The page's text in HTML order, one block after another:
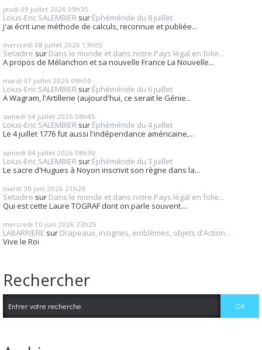
jeudi 09 juillet 2026 09h35
Loius-Eric SALEMBIER sur Éphéméride du 8 juillet
j'ai écrit une méthode de calculs, reconnue et publiée...
mercredi 08 juillet 2026 13h05
Setadire sur Dans le monde et dans notre Pays légal en folie...
A propos de Mélanchon et sa nouvelle France La Nouvelle...
mardi 07 juillet 2026 09h50
Loius-Eric SALEMBIER sur Éphéméride du 6 juillet
A Wagram, l'Artillerie (aujourd'hui, ce serait le Génie...
samedi 04 juillet 2026 08h45
Loius-Eric SALEMBIER sur Éphéméride du 4 juillet
Le 4 juillet 1776 fut aussi l'indépendance américaine,...
samedi 04 juillet 2026 08h30
Loius-Eric SALEMBIER sur Éphéméride du 3 juillet
Le sacre d'Hugues à Noyon inscrivit son règne dans la...
mardi 30 juin 2026 21h20
Setadire sur Dans le monde et dans notre Pays légal en folie...
Qui est cette Laure TOGRAF dont on parle souvent....
mercredi 10 juin 2026 23h25
LABARRIERE sur Drapeaux, insignes, emblèmes, objets d'Action...
Vive le Roi
Rechercher